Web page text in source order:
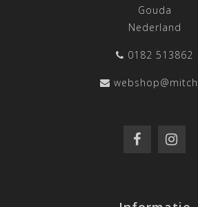
Gouda
Nederland
0182 513862